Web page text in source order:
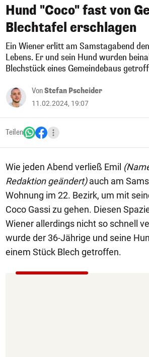
Hund "Coco" fast von
Blechtafel erschlagen
Ein Wiener erlitt am Samstagabend
Lebens. Er und sein Hund wurden
Blechstück eines Gemeindebaus
VonStefan Pscheider
11.02.2024, 19:07
Teilen
Wie jeden Abend verließ Emil
Redaktion geändert)auch am
Wohnung im 22. Bezirk, um mit
Coco Gassi zu gehen. Diesen
Wiener allerdings nicht so schnell
wurde der 36-Jährige und seine
einem Stück Blech getroffen.